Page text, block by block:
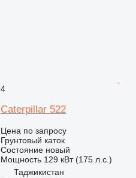
4
Caterpillar 522
Цена по запросу
Грунтовый каток
Состояниеновый
Мощность 129 кВт (175 л.с.)
Таджикистан